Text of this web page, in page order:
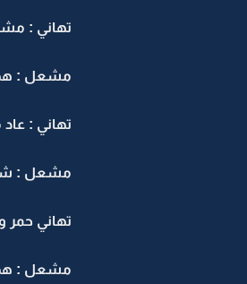
تهاني :
مشعل :
تهاني : عاد
مشعل :
تهاني حمر
مشعل :